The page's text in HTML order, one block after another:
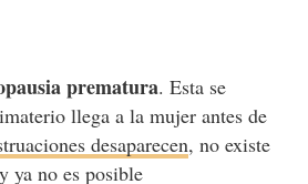
prematura. Esta se
llega a la mujer antes de
desaparecen, no existe
ya no es posible